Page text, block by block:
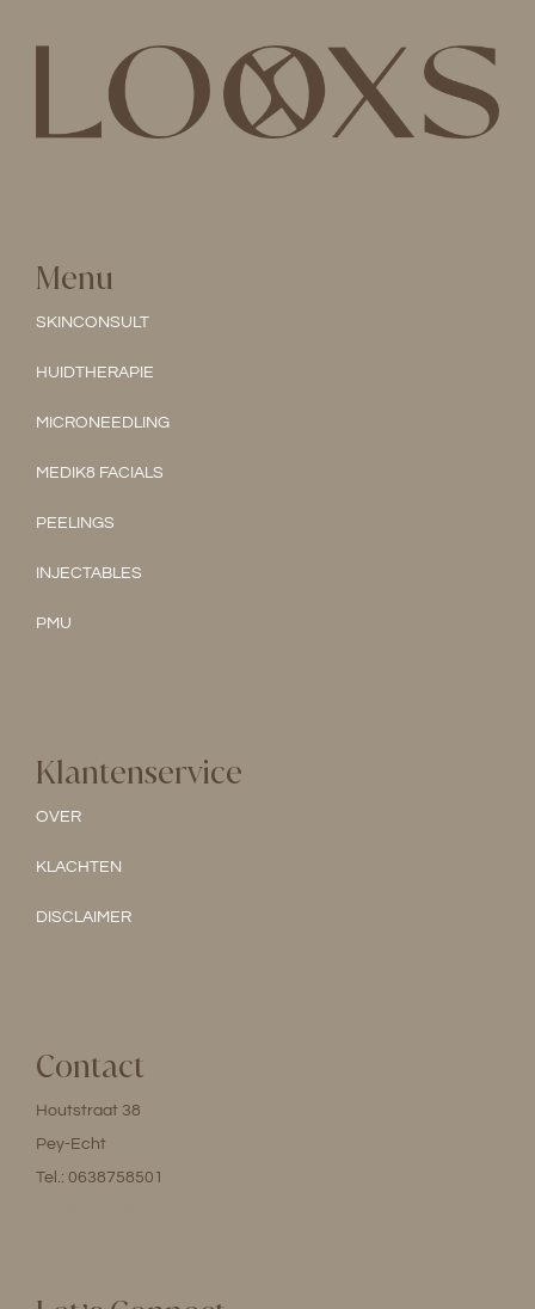
Menu
SKINCONSULT
HUIDTHERAPIE
MICRONEEDLING
MEDIK8 FACIALS
PEELINGS
INJECTABLES
PMU
Klantenservice
OVER
KLACHTEN
DISCLAIMER
Contact
Houtstraat 38
Pey-Echt
Tel.: 0638758501